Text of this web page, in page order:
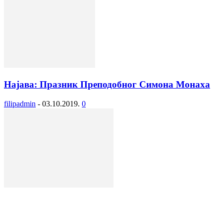
Најава: Празник Преподобног Симона Монаха
filipadmin - 03.10.2019. 0